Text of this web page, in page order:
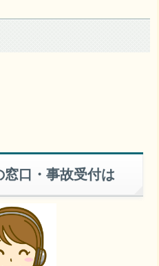
口・事故受付は